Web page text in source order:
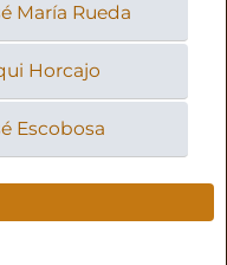
María Rueda
Horcajo
Escobosa